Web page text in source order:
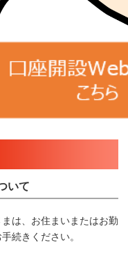
いて
は、お住まいまたはお勤
続きください。